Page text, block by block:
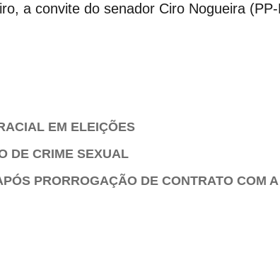
a convite do senador Ciro Nogueira (PP-
EM ELEIÇÕES
DE CRIME SEXUAL
PRORROGAÇÃO DE CONTRATO COM